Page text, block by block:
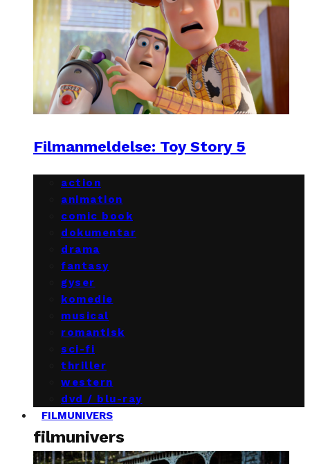
Filmanmeldelse: Toy Story 5
action
animation
comic book
dokumentar
drama
fantasy
gyser
komedie
musical
romantisk
sci-fi
thriller
western
dvd / blu-ray
FILMUNIVERS
filmunivers